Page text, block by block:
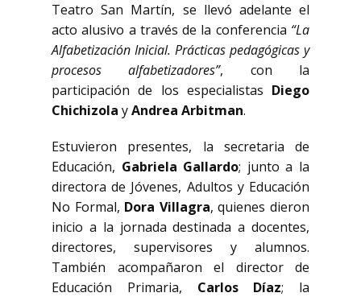
Teatro San Martín, se llevó adelante el
acto alusivo a través de la conferencia “La
Alfabetización Inicial. Prácticas pedagógicas y
procesos alfabetizadores”, con la
participación de los especialistas Diego
Chichizola yAndrea Arbitman.
Estuvieron presentes, la secretaria de
Educación, Gabriela Gallardo; junto a la
directora de Jóvenes, Adultos y Educación
No Formal, Dora Villagra, quienes dieron
inicio a la jornada destinada a docentes,
directores, supervisores y alumnos.
También acompañaron el director de
Educación Primaria, Carlos Díaz; la